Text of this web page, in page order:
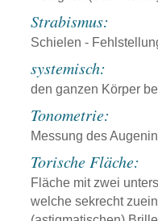
Strabismus:
Schielen -
systemisch:
den ganzen Körper
Tonometrie:
Messung des
Torische Fläche:
Fläche mit zwei
welche sekrecht